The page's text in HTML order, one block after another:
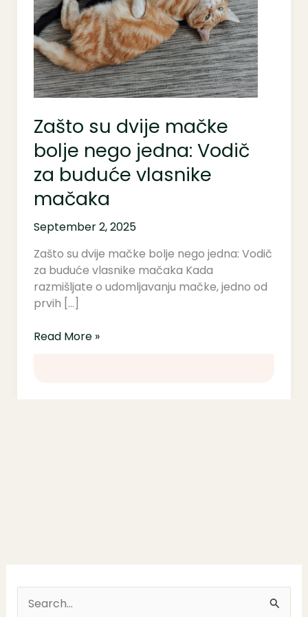
Zašto su dvije mačke
bolje nego jedna: Vodič
za buduće vlasnike
mačaka
September 2, 2025
Zašto su dvije mačke bolje nego jedna: Vodič
za buduće vlasnike mačaka Kada
razmišljate o udomljavanju mačke, jedno od
prvih […]
mačke
bolje
nego
jedna:
Vodič
za
vlasnike
mačaka
Read More »